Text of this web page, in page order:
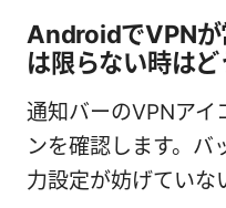
AndroidでVPNが
は限らない時はど
通知バーのVPNアイ
ンを確認します。バ
力設定が妨げていな